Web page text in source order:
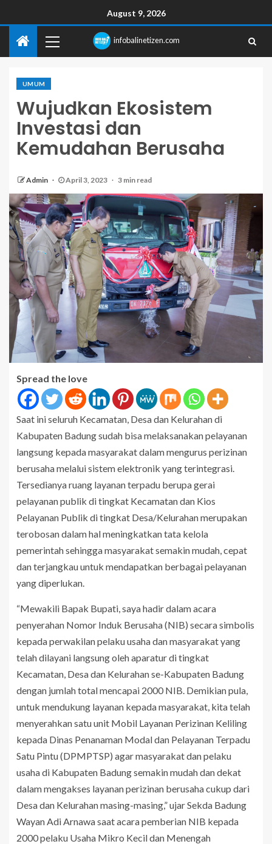
August 9, 2026
infobalinetizen.com
UMUM
Wujudkan Ekosistem
Investasi dan
Kemudahan Berusaha
Admin April 3, 2023 3 min read
Spread the love
Saat ini seluruh Kecamatan, Desa dan Kelurahan di
Kabupaten Badung sudah bisa melaksanakan pelayanan
langsung kepada masyarakat dalam mengurus perizinan
berusaha melalui sistem elektronik yang terintegrasi.
Tersedianya ruang layanan terpadu berupa gerai
pelayanan publik di tingkat Kecamatan dan Kios
Pelayanan Publik di tingkat Desa/Kelurahan merupakan
terobosan dalam hal meningkatkan tata kelola
pemerintah sehingga masyarakat semakin mudah, cepat
dan terjangkau untuk mendapatkan berbagai pelayanan
yang diperlukan.
“Mewakili Bapak Bupati, saya hadir dalam acara
penyerahan Nomor Induk Berusaha (NIB) secara simbolis
kepada perwakilan pelaku usaha dan masyarakat yang
telah dilayani langsung oleh aparatur di tingkat
Kecamatan, Desa dan Kelurahan se-Kabupaten Badung
dengan jumlah total mencapai 2000 NIB. Demikian pula,
untuk mendukung layanan kepada masyarakat, kita telah
menyerahkan satu unit Mobil Layanan Perizinan Keliling
kepada Dinas Penanaman Modal dan Pelayanan Terpadu
Satu Pintu (DPMPTSP) agar masyarakat dan pelaku
usaha di Kabupaten Badung semakin mudah dan dekat
dalam mengakses layanan perizinan berusaha cukup dari
Desa dan Kelurahan masing-masing,” ujar Sekda Badung
Wayan Adi Arnawa saat acara pemberian NIB kepada
2000 pelaku Usaha Mikro Kecil dan Menengah